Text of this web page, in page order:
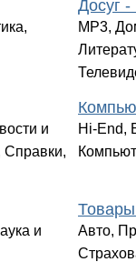
Досуг -
MP3,
и
Hi-End,
и
Авто,